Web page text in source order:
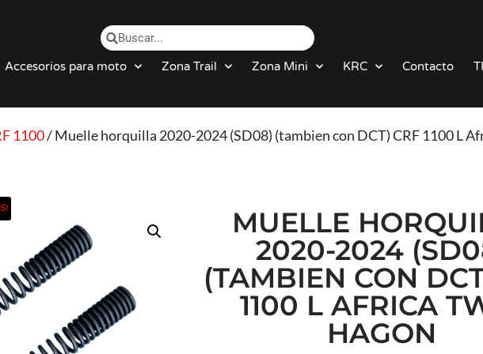
Accesorios para moto Zona Trail Zona Mini KRC Contacto
1100/ Muelle horquilla 2020-2024 (SD08) (tambien con DCT) CRF 1100 L
MUELLE
2020-2024
(TAMBIEN CON
1100 L AFRICA
HAGON